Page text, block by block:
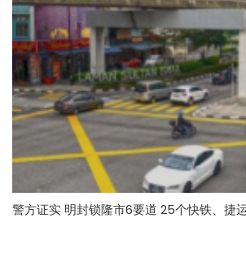
警方证实 明封锁隆市6要道 25个快铁、捷